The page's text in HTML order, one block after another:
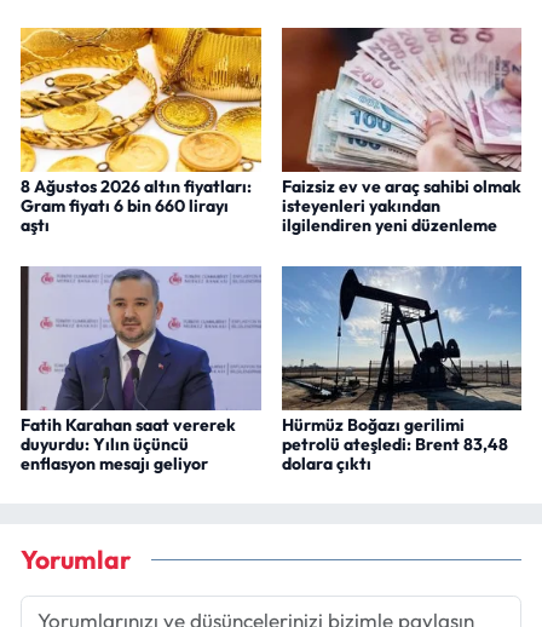
8 Ağustos 2026 altın fiyatları:
Gram fiyatı 6 bin 660 lirayı
aştı
Faizsiz ev ve araç sahibi olmak
isteyenleri yakından
ilgilendiren yeni düzenleme
Fatih Karahan saat vererek
duyurdu: Yılın üçüncü
enflasyon mesajı geliyor
Hürmüz Boğazı gerilimi
petrolü ateşledi: Brent 83,48
dolara çıktı
Yorumlar